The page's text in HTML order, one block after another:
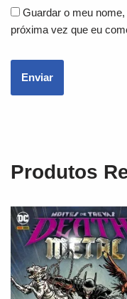
Guardar o meu
próxima vez que eu
Produtos